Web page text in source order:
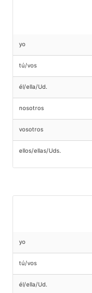
yo
tú/vos
él/ella/Ud.
nosotros
vosotros
ellos/ellas/Uds.
yo
tú/vos
él/ella/Ud.